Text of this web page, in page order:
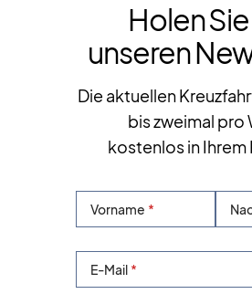
Holen
unseren
Die aktuellen
bis zweimal pro
kostenlos in
Vorname
E-Mail